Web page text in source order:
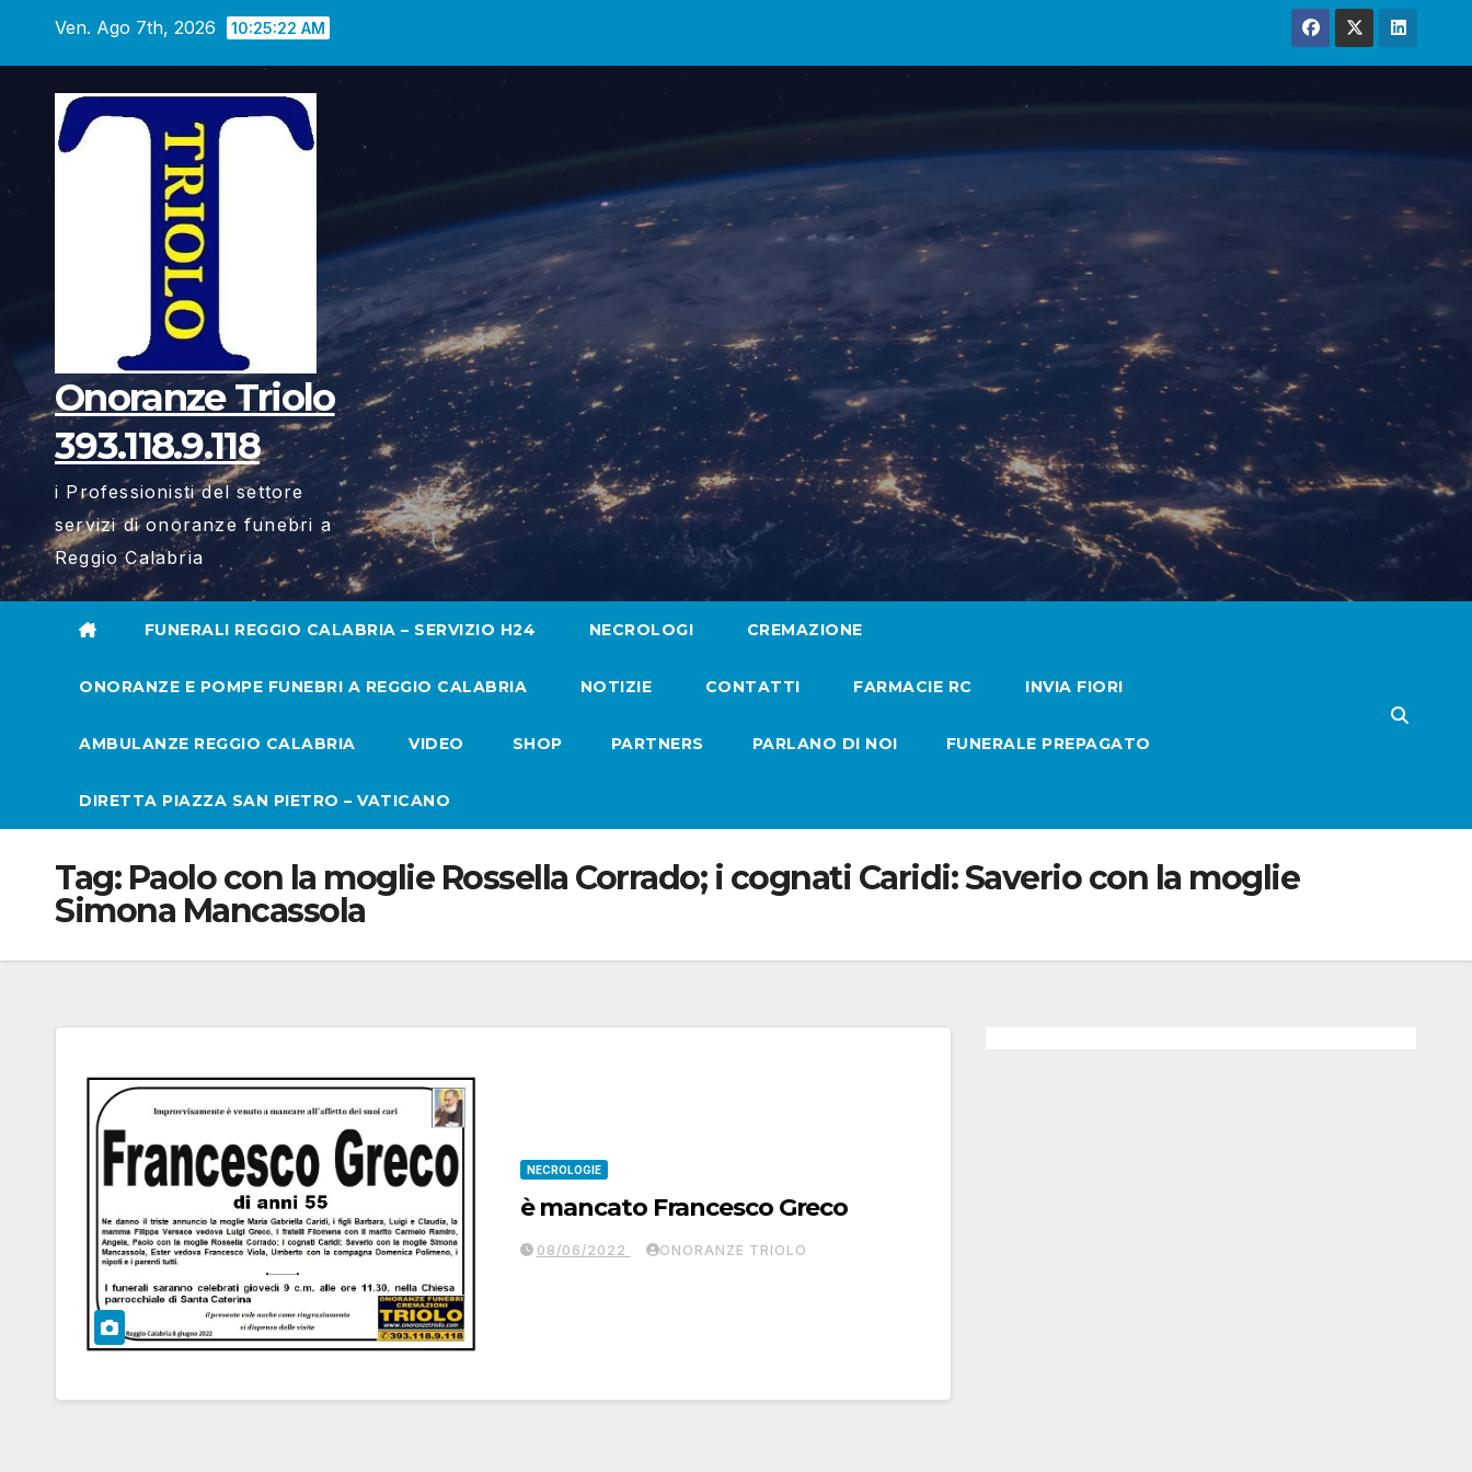
Ven. Ago 7th, 2026 10:25:23 AM
Onoranze Triolo
393.118.9.118
i Professionisti del settore
servizi di onoranze funebri a
Reggio Calabria
FUNERALI REGGIO CALABRIA – SERVIZIO H24 NECROLOGI CREMAZIONE
ONORANZE E POMPE FUNEBRI A REGGIO CALABRIA NOTIZIE CONTATTI FARMACIE RC INVIA FIORI
AMBULANZE REGGIO CALABRIA VIDEO SHOP PARTNERS PARLANO DI NOI FUNERALE PREPAGATO
DIRETTA PIAZZA SAN PIETRO – VATICANO
Tag: Paolo con la moglie Rossella Corrado; i cognati Caridi: Saverio con la moglie
Simona Mancassola
NECROLOGIE
è mancato Francesco Greco
08/06/2022 ONORANZE TRIOLO